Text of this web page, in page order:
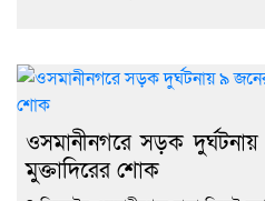
ওসমানীনগরে সড়ক
মুক্তাদিরের শোক